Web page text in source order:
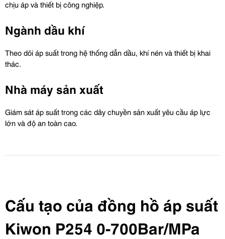
chịu áp và thiết bị công nghiệp.
Ngành dầu khí
Theo dõi áp suất trong hệ thống dẫn dầu, khí nén và thiết bị khai
thác.
Nhà máy sản xuất
Giám sát áp suất trong các dây chuyền sản xuất yêu cầu áp lực
lớn và độ an toàn cao.
Cấu tạo của đồng hồ áp suất
Kiwon P254 0-700Bar/MPa